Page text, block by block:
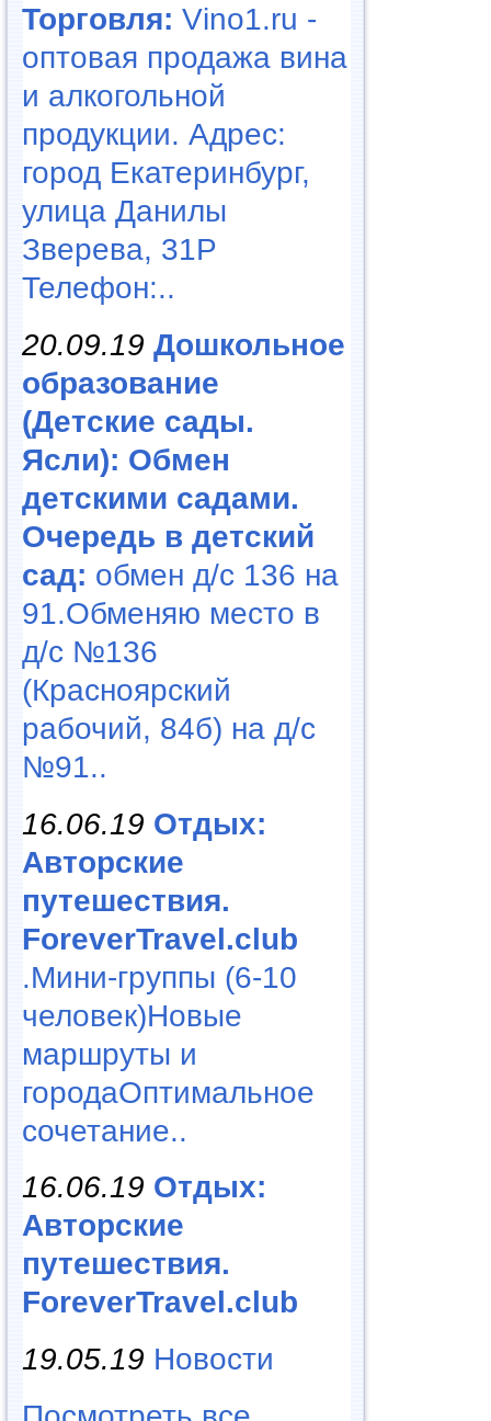
Торговля: Vino1.ru -
оптовая продажа вина
и алкогольной
продукции. Адрес:
город Екатеринбург,
улица Данилы
Зверева, 31Р
Телефон:..
20.09.19 Дошкольное
образование
(Детские сады.
Ясли): Обмен
детскими садами.
Очередь в детский
сад: обмен д/с 136 на
91.Обменяю место в
д/с №136
(Красноярский
рабочий, 84б) на д/с
№91..
16.06.19 Отдых:
Авторские
путешествия.
ForeverTravel.club
.Мини-группы (6-10
человек)Новые
маршруты и
городаОптимальное
сочетание..
16.06.19 Отдых:
Авторские
путешествия.
ForeverTravel.club
19.05.19 Новости